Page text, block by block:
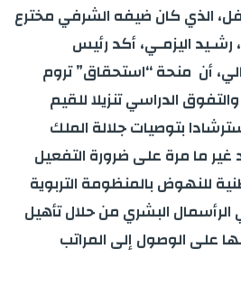
الذي كان ضيفه الشرفي مخترع
رشـيد اليزمـي، أكد رئيس
أن منحة “استحقاق” تروم
الدراسي تنزيلا للقيم
بتوصيات جلالة الملك
ما مرة على ضرورة التفعيل
للنهوض بالمنظومة التربوية
البشري من حلال تأهيل
على الوصول إلى المراتب